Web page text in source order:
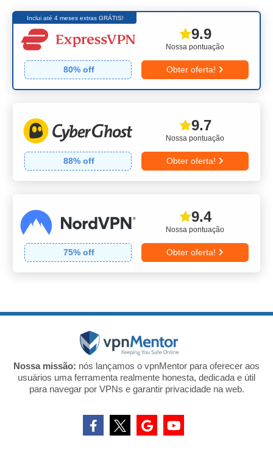
Inclui até 4 meses extras GRÁTIS!
Nossa pontuação
9.9
80% off Obter oferta!
Nossa pontuação
9.7
88% off Obter oferta!
Nossa pontuação
9.4
75% off Obter oferta!
Nossa missão: nós lançamos o vpnMentor para oferecer aos
usuários uma ferramenta realmente honesta, dedicada e útil
para navegar por VPNs e garantir privacidade na web.